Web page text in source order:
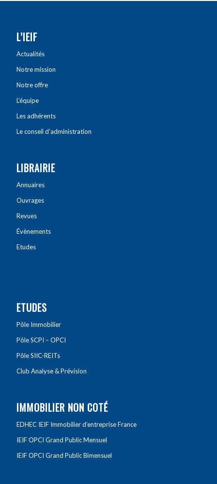
L’IEIF
Actualités
Notre mission
Notre offre
L’équipe
Les adhérents
Le conseil d’administration
LIBRAIRIE
Annuaires
Ouvrages
Revues
Évènements
Etudes
ETUDES
Pôle Immobilier
Pôle SCPI – OPCI
Pôle SIIC-REITs
Club Analyse & Prévision
IMMOBILIER NON COTÉ
EDHEC IEIF Immobilier d’entreprise France
IEIF OPCI Grand Public Mensuel
IEIF OPCI Grand Public Bimensuel